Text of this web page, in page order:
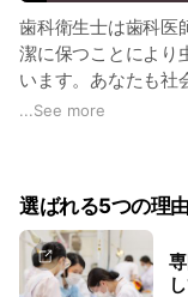
歯科衛生士は歯科医
潔に保つことにより
います。あなたも社
か？
...See more
選ばれる5つの理由